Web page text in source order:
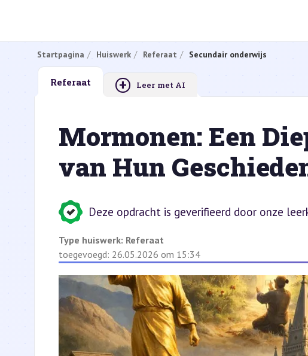
Startpagina Huiswerk Referaat Secundair onderwijs
Referaat + Leer met AI
Mormonen: Een
van Hun
Deze opdracht is geverifieerd door onze
Type huiswerk: Referaat
toegevoegd: 26.05.2026 om 15:34